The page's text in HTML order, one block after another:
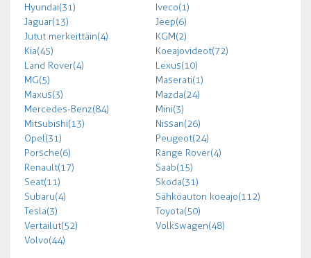
Hyundai (31)
Iveco (1)
Jaguar (13)
Jeep (6)
Jutut merkeittäin (4)
KGM (2)
Kia (45)
Koeajovideot (72)
Land Rover (4)
Lexus (10)
MG (5)
Maserati (1)
Maxus (3)
Mazda (24)
Mercedes-Benz (84)
Mini (3)
Mitsubishi (13)
Nissan (26)
Opel (31)
Peugeot (24)
Porsche (6)
Range Rover (4)
Renault (17)
Saab (15)
Seat (11)
Skoda (31)
Subaru (4)
Sähköauton koeajo (112)
Tesla (3)
Toyota (50)
Vertailut (52)
Volkswagen (48)
Volvo (44)